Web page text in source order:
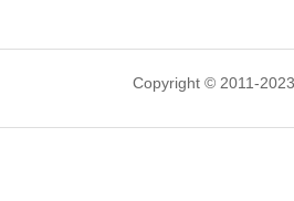
Copyright © 2011-